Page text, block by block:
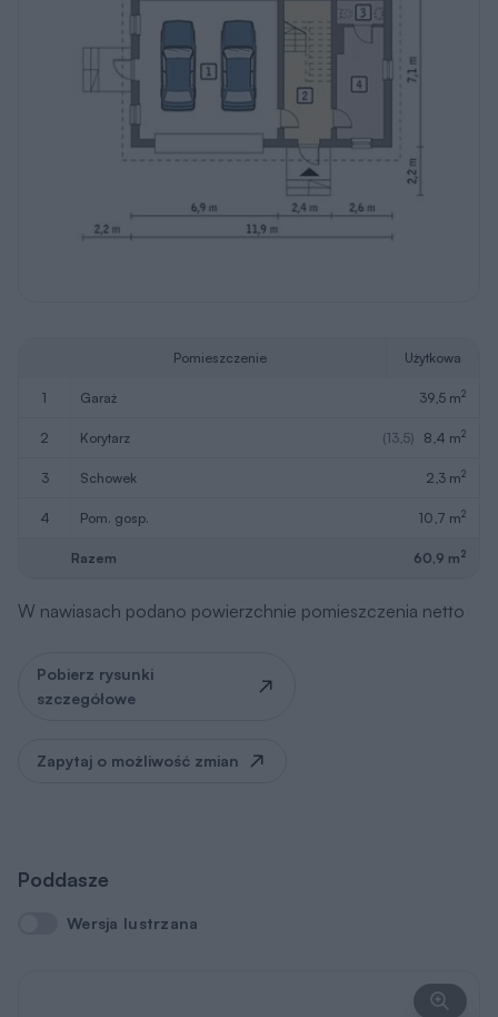
Pomieszczenie Użytkowa
1 garaż 39,5 m2
2 korytarz (13,5) 8,4 m2
3 schowek 2,3 m2
4 pom. gosp. 10,7 m2
Razem 60,9 m2
W nawiasach podano powierzchnie pomieszczenia netto
Pobierz rysunki
szczegółowe
Zapytaj o możliwość zmian
Poddasze
Wersja lustrzana
Wersja lustrzana